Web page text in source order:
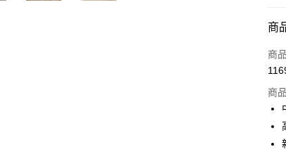
付
信
超
商
商
商